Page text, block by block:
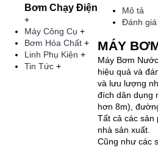
Bơm Chạy Điện
+
Máy Công Cụ +
Bơm Hóa Chất +
Linh Phụ Kiện +
Tin Tức +
Mô tả
Đánh giá
MÁY
Máy Bơm
hiệu quả và
và lưu lượng
đích dân dụng
hơn 8m),
Tất cả các sản
nhà sản xuất.
Cũng như các